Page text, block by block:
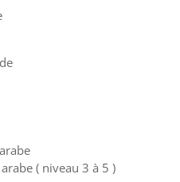
( niveau 3 à 5 )